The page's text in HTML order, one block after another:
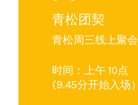
青松团契
青松周三线上聚会
时间：上午 10点
(9.45分开始入场）